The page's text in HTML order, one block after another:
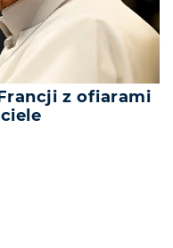
z ofiarami